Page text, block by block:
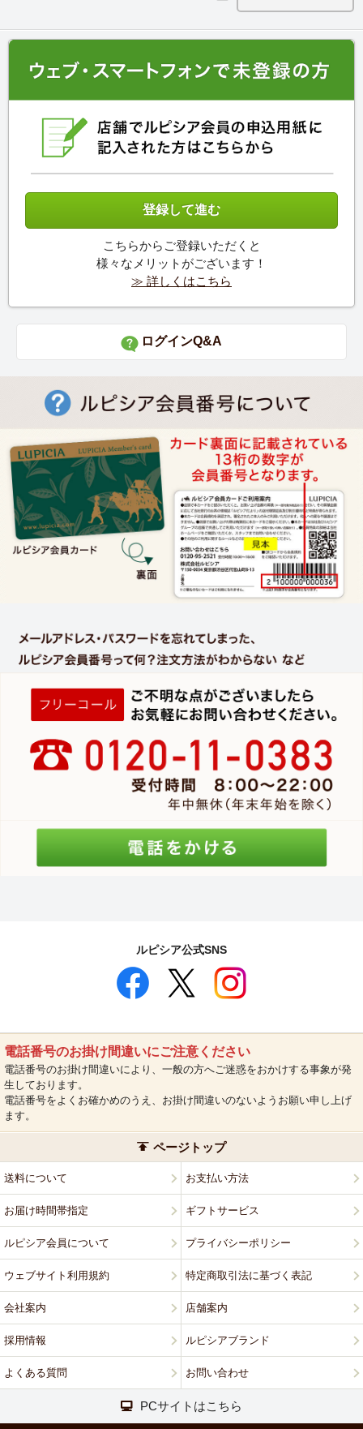
こちらからご登録いただくと
様々なメリットがございます！
≫ 詳しくはこちら
ルピシア公式SNS
電話番号のお掛け間違いにご注意ください
電話番号のお掛け間違いにより、一般の方へご迷惑をおかけする事象が発
生しております。
電話番号をよくお確かめのうえ、お掛け間違いのないようお願い申し上げ
ます。
ページトップ
送料について お支払い方法
お届け時間帯指定 ギフトサービス
ルピシア会員について プライバシーポリシー
ウェブサイト利用規約 特定商取引法に基づく表記
会社案内 店舗案内
採用情報 ルピシアブランド
よくある質問 お問い合わせ
PCサイトはこちら